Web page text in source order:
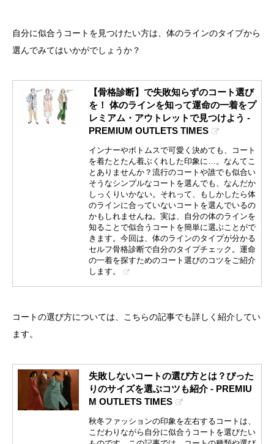
自分に似合うコートを見つけたい方は、体のラインのタイプから
選んでみてはいかがでしょうか？
【骨格診断】で失敗知らずのコート選び
を！ 体のラインを知って運命の一着をプ
レミアム・アウトレットで見つけよう -
PREMIUM OUTLETS TIMES
インナーやボトムスで可愛く決めても、コート
を着たとたん着ぶくれした印象に…。なんてこ
とありませんか？流行のコートや誰でも似合い
そうなシンプルなコートを選んでも、なんだか
しっくりいかない。それって、もしかしたら体
のラインに合っていないコートを選んでいるの
かもしれませんね。実は、自分の体のラインを
知ることで似合うコートを簡単に選ぶことがで
きます。今回は、体のラインのタイプが分かる
セルフ骨格診断で自分のタイプチェック。運命
の一着を探すためのコート選びのコツをご紹介
します。
コートの選び方については、こちらの記事でも詳しく紹介してい
ます。
失敗しないコートの選び方とは？ぴった
りのサイズを選ぶコツも紹介 - PREMIU
M OUTLETS TIMES
秋冬ファッションの印象を左右するコートは、
こだわりながら自分に似合うコートを選びたい